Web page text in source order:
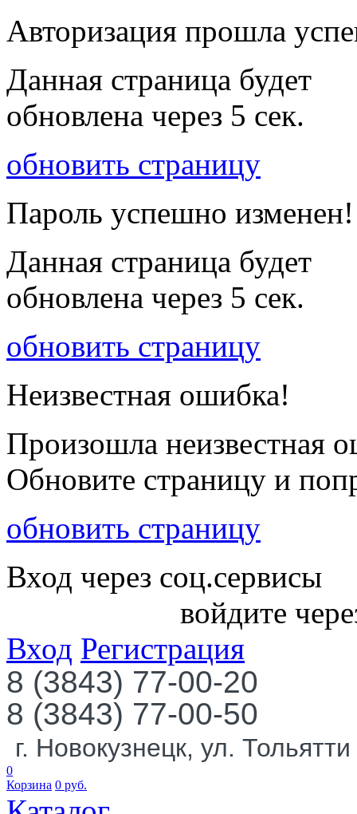
Авторизация прошла
Данная страница будет
обновлена через 5 сек.
обновить страницу
Пароль успешно изменен!
Данная страница будет
обновлена через 5 сек.
обновить страницу
Неизвестная ошибка!
Произошла неизвестная
Обновите страницу и
обновить страницу
Вход через соц.сервисы
войдите
Вход Регистрация
8 (3843) 77-00-20
8 (3843) 77-00-50
г. Новокузнецк, ул.
0
Корзина 0 руб.